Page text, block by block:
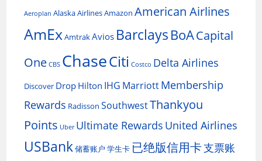
Aeroplan Alaska AirlinesAmazon American Airlines
AmExAmtrakAvios Barclays BoACapital
One CBS ChaseCiti Costco Delta Airlines
Discover Drop Hilton IHG MarriottMembership
Rewards Radisson SouthwestThankyou
Points Uber Ultimate Rewards United Airlines
USBank储蓄账户 学生卡 已绝版信用卡支票账